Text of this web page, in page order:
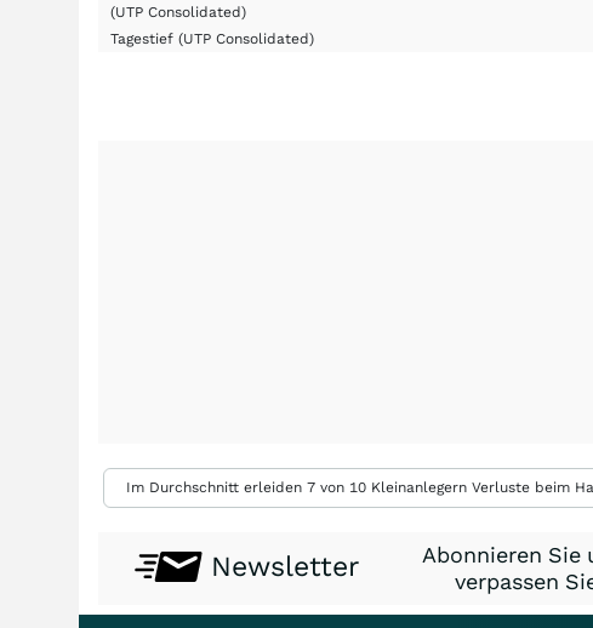
(UTP Consolidated)
Tagestief (UTP Consolidated)
Im Durchschnitt erleiden 7 von 10 Kleinanlegern Verluste beim
Newsletter
Abonnieren Sie
verpassen